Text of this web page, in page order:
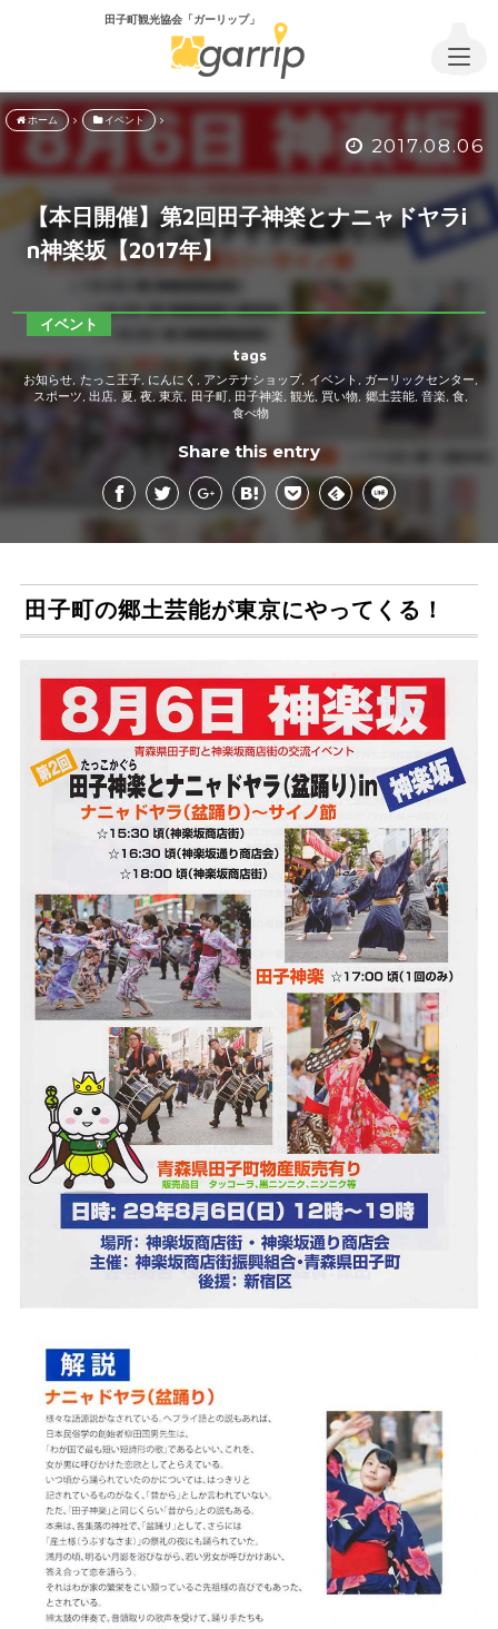
田子町観光協会「ガーリップ」
ホーム イベント
2017.08.06
【本日開催】第2回田子神楽とナニャドヤラi
n神楽坂【2017年】
イベント
tags
お知らせ たっこ王子, にんにく アンテナショップ イベント ガーリックセンター
スポーツ 出店 夏 夜, 東京 田子町 田子神楽 観光 買い物 郷土芸能, 音楽, 食
食べ物
Share this entry
田子町の郷土芸能が東京にやってくる！